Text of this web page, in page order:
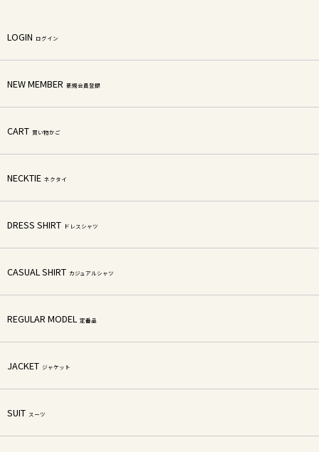
LOGIN ログイン
NEW MEMBER 新規会員登録
CART 買い物かご
NECKTIE ネクタイ
DRESS SHIRT ドレスシャツ
CASUAL SHIRT カジュアルシャツ
REGULAR MODEL 定番品
JACKET ジャケット
SUIT スーツ